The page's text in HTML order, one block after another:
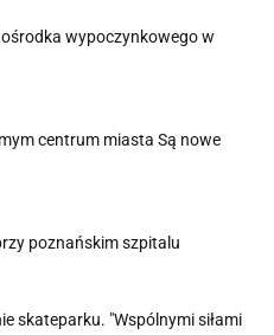
wypoczynkowego w
centrum miasta Są nowe
poznańskim szpitalu
skateparku. "Wspólnymi siłami